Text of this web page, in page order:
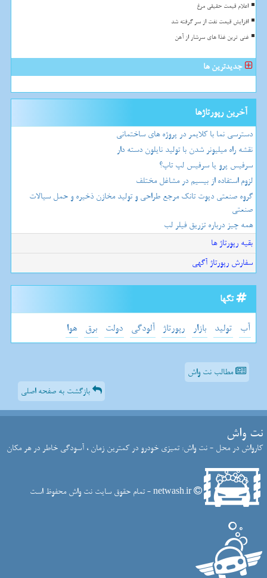
اعلام قیمت حقیقی مرغ
افزایش قیمت نفت از سر گرفته شد
غنی ترین غذا های سرشار از آهن
جدیدترین ها
آخرین رپورتاژها
دسترسی نما با کلایمر در پروژه های ساختمانی
نقشه راه میلیونر شدن با تولید نایلون دسته دار
سرفیس پرو یا سرفیس لپ تاپ؟
لزوم استفاده از بیسیم در مشاغل مختلف
گروه صنعتی دپوت تانک مرجع طراحی و تولید مخازن ذخیره و حمل سیالات
صنعتی
همه چیز درباره تزریق فیلر لب
بقیه رپورتاژ ها
سفارش رپورتاژ آگهی
تگها
آب تولید بازار رپورتاژ آلودگی دولت برق هوا
مطالب نت واش
بازگشت به صفحه اصلی
نت واش
کارواش در محل - نت واش: تمیزی خودرو در کمترین زمان ، آسودگی خاطر در هر مکان
netwash.ir - تمام حقوق سایت نت واش محفوظ است